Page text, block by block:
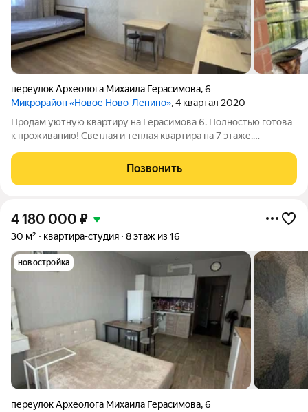
переулок Археолога Михаила Герасимова,6
Микрорайон «Новое Ново-Ленино», 4 квартал 2020
Продам уютную квартиру на Герасимова 6. Полностью готова
к проживанию! Светлая и теплая квартира на 7 этаже.
мебель уже есть, можно заезжать с чемоданами. Что имеем:
Площадь: 30 кв.м.
Позвонить
4 180 000 ₽
30 м² квартира-студия 8 этаж из 16
новостройка
переулок Археолога Михаила Герасимова,6